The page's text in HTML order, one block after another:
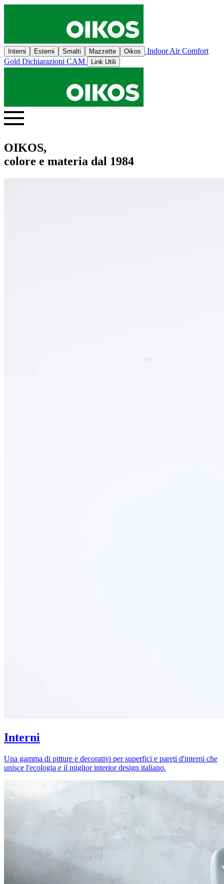
Interni Esterni Smalti Mazzette Oikos
Indoor Air Comfort
Gold Dichiarazioni CAM Link Utili
OIKOS,
colore e materia dal 1984
Interni
Una gamma di pitture e decorativi per superfici e pareti d'interni che
unisce l'ecologia e il miglior interior design italiano.